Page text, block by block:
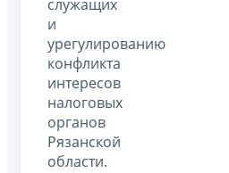
служащих
и
урегулированию
конфликта
интересов
налоговых
органов
Рязанской
области.